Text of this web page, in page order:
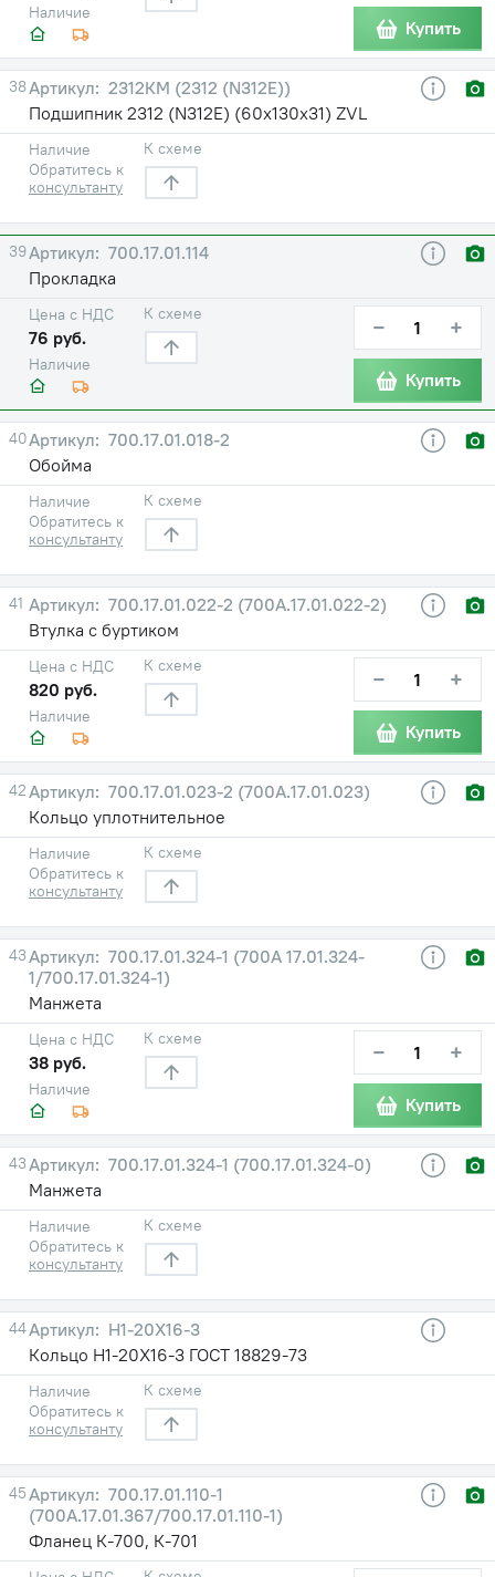
Наличие
Купить
38
2312КМ (2312 (N312E))
Подшипник 2312 (N312E) (60х130х31) ZVL
Наличие
Обратитесь к
консультанту
К схеме
39
700.17.01.114
Прокладка
Наличие
Цена с НДС
76 руб.
К схеме − +
Купить
40
700.17.01.018-2
Обойма
Наличие
Обратитесь к
консультанту
К схеме
41
700.17.01.022-2 (700А.17.01.022-2)
Втулка с буртиком
Наличие
Цена с НДС
820 руб.
К схеме − +
Купить
42
700.17.01.023-2 (700А.17.01.023)
Кольцо уплотнительное
Наличие
Обратитесь к
консультанту
К схеме
43
700.17.01.324-1 (700А 17.01.324-
1/700.17.01.324-1)
Манжета
Наличие
Цена с НДС
38 руб.
К схеме − +
Купить
43
700.17.01.324-1 (700.17.01.324-0)
Манжета
Наличие
Обратитесь к
консультанту
К схеме
44
Н1-20X16-3
Кольцо Н1-20Х16-3 ГОСТ 18829-73
Наличие
Обратитесь к
консультанту
К схеме
45
700.17.01.110-1
(700А.17.01.367/700.17.01.110-1)
Фланец К-700, К-701